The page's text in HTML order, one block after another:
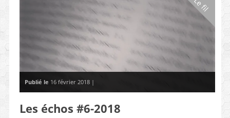
Le fil
Publié le 16 février 2018 |
Les échos #6-2018